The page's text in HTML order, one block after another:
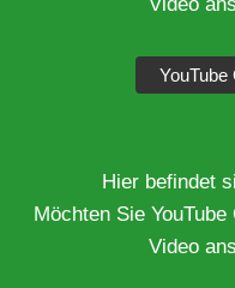
YouTube
Hier befindet
Möchten Sie
Video